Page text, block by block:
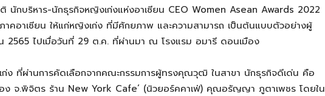
ติ นักบริหาร-นักธุรกิจหญิงเก่งแห่งอาเซียน CEO Women Asean Awards 2022
าคอาเซียน ให้แก่หญิงเก่ง ที่มีศักยภาพ และความสามารถ เป็นต้นแบบตัวอย่างผู้
2565 ไปเมื่อวันที่ 29 ต.ค. ที่ผ่านมา ณ โรงแรม อมารี ดอนเมือง
ก่ง ที่ผ่านการคัดเลือกจากคณะกรรมการผู้ทรงคุณวุฒิ ในสาขา นักธุรกิจดีเด่น คือ
อง จ.พิจิตร ร้าน New York Cafe’ (นิวยอร์คคาเฟ่) คุณอรัญญา ภูตาเพชร โดยใน